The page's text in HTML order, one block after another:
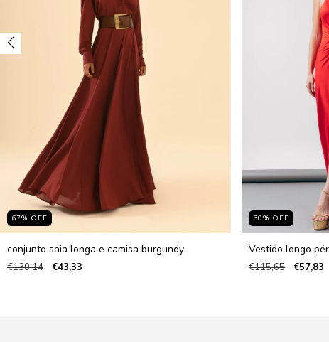
67% OFF
conjunto saia longa e camisa burgundy
€130,14 €43,33
50% OFF
Vestido longo
€115,65 €57,83